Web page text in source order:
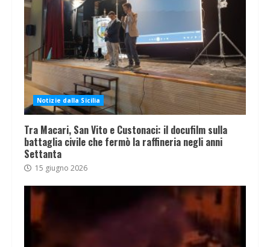
Notizie dalla Sicilia
Tra Macari, San Vito e Custonaci: il docufilm sulla
battaglia civile che fermò la raffineria negli anni
Settanta
15 giugno 2026